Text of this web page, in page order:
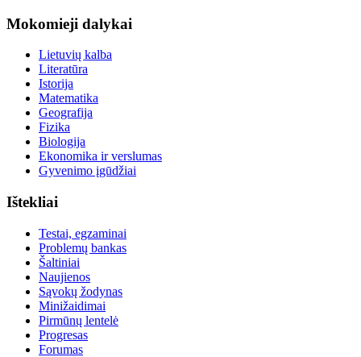
Mokomieji dalykai
Lietuvių kalba
Literatūra
Istorija
Matematika
Geografija
Fizika
Biologija
Ekonomika ir verslumas
Gyvenimo įgūdžiai
Ištekliai
Testai, egzaminai
Problemų bankas
Šaltiniai
Naujienos
Sąvokų žodynas
Minižaidimai
Pirmūnų lentelė
Progresas
Forumas